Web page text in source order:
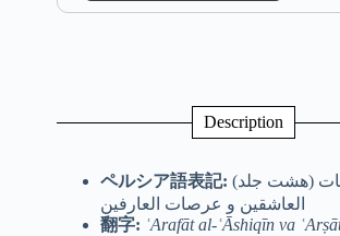
Description
ペルシア語表記: (هشت جلد) عرفات
العاشقین و عرصات العارفین
翻字: ʿArafāt al-ʿĀshiqīn va